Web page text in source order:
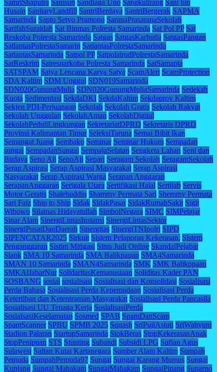
SamriShaputra Samsun Sandiaga Uno Sangkulirang Sani bin
Husain SanitaryLandfill SantriBerdaya SantriBergerak SAPMA
Samarinda Sapto Setyo Pramono SaranaPrasaranaSekolah
SarifahSuraidah Sat Binmas Polresta Samarinda Sat Pol PP Sat
Reskoba Polresta Samarinda Satgas SatgasKarhutla SatgasPangan
SatlantasPolrestaSamarin SatlantasPolrestaSamarinda
SatlantasSamarinda Satpol PP SatpolairudPolrestaSamarinda
SatReskrim Satresnarkoba Polresta Samarinda SatSamapta
SATSPAM Satya Lencana Karya Satya ScamAlert ScamProtection
SDA Kaltim SDM Unggul SDN019Samarinda
SDN020GunungMulia SDN020GunungMuliaSamarinda Sedekah
Kuota Sedimentasi SekdaDKI SekdaKaltim Sekdaprov Kaltim
Sekjen PDI-Perjuangan Sekolah Sekolah Gratis Sekolah Rakyat
Sekolah Unggulan SekolahAman SekolahDigital
SekolahPeduliLingkungan SekretariatDPRD Sekretaris DPRD
Provinsi Kalimantan Timur SeleksiTaruna Semai Bibit Ikan
Semangat Juang Sembako Seminar Seminar Hukum Sempadan
sungai SempadanSungai SempajaSelatan Sengketa Lahan Seni dan
Budaya Seno Aji SenoAji Separi Seragam Sekolah SeragamSekolah
Serap Aspirasi Serap Aspirasi Masyarakat Serap Aspirasi
Nasyarakat Serap Aspirasi Warga Serapan Anggaran
SerapanAnggaran Serigala Utara Sertifikasi Halal Sertijab Servis
Motor Geratis Shalehuddin Shammy Permata Sari Shemmy Permata
Sari Faiz Ship to Ship Sidak SidakPasar SidakRumahSakit Sigit
Wibowo Silatnas Hidayatullah SimbolNegara SIMC SIMPelajar
Sinar Alam SinergiLintasInstansi SinergiLintasSektor
SinergiPusatDanDaerah Sinergitas SinergiTNIpolri SIPD
SIPENCATAR2025 Sirkuit Sistem Pelaporan Kekerasan. Sistem
Penganggaran Sistim Mitigasi Situs Judi Online SkandalPejabat
Slank SMA 10 Samarinda SMA Balikpapan SMA4Samarinda
SMAN 10 Samarinda SMAN4Samarinda SMK SMK Balikppaan
SMKAlJabarNur SolidaritasKemanusiaan Soliditas Kader PAN
SOSBANG sosial sosialisasi Sosialisasi dan Konsolidasi Sosialisasi
Perda Bahasa Sosialisasi Perda Kepemudaan Sosialisasi Perda
Ketertiban dan Ketentraman Masyarakat Sosialisasi Perda Pancasila
Sosialisasi UU Tenaga Kerja SosialisasiPerda
SosialsasiKeselamatan Sosmed SPAB SpamDanScam
SpamScanner SPBU SPMB 2025 Squash SriPujiAstuti SriWahyuni
Stadion Palaran StartupSamarinda StokBeras StopKekerasanAnak
StopPenipuan STS Stunting Subandi Subsidi LPG Sufian Agus
Sulawesi Sultan Kutai Kartanegara Sumber Alam Kaltim Sumpah
Pemuda SumpahPemuda97 Sungai Sungai Karang Mumus Sungai
Kunjang Sungai Mahakam SungaiMahakam SungaiPinang Suparno